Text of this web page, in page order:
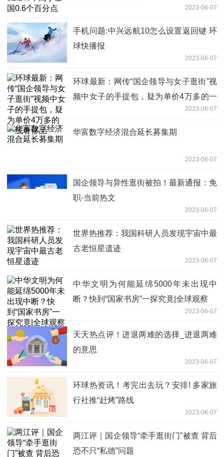
2023-06-07
手机问题:中兴远航10怎么设置返回键 环
球快播报
2023-06-07
环球最新：网传“国企领导与女子逛街”视
频中女子的手提包，疑为单价4万多的一
2023-06-07
华富数字经济混合延长募集期
2023-06-07
国企领导与异性逛街被拍！最新通报：免
职-当前热文
2023-06-07
世界热推荐：我国科研人员发现宇宙中最
古老恒星遗迹
2023-06-07
中华文明为何能延绵5000年未出现中
断？快到“国家书房”一探究竟|全球观察
2023-06-07
天天热点评！进退两难的选择_进退两难
的意思
2023-06-07
环球热资讯！考完出去玩？安排! 多家旅
行社推“赶烤”路线
2023-06-07
两江评｜国企领导“牵手逛街门”被查 背后
恐不只“私德”问题